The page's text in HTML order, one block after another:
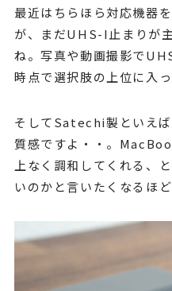
最近はちらほら対応機器
が、まだUHS-I止まりが
ね。写真や動画撮影で
時点で選択肢の上位に入っ
そしてSatechi製といえ
質感ですよ・・。
上なく調和してくれる、
いのかと言いたくなるほ